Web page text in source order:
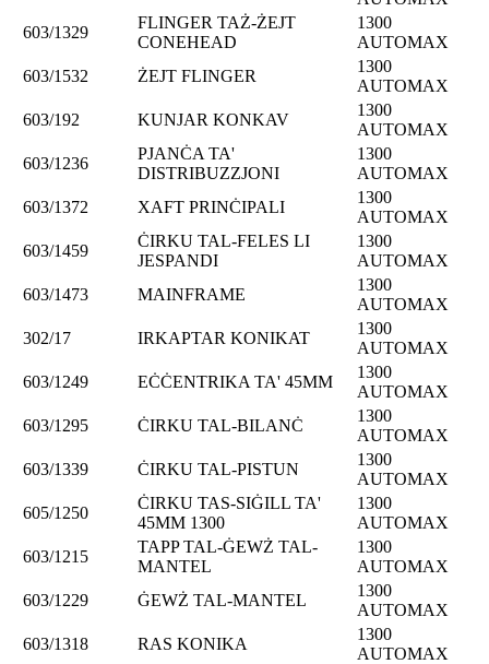
603/1329
FLINGER TAŻ-ŻEJT
CONEHEAD
1300
AUTOMAX
603/1532
ŻEJT FLINGER
1300
AUTOMAX
603/192
KUNJAR KONKAV
1300
AUTOMAX
603/1236
PJANĊA TA'
DISTRIBUZZJONI
1300
AUTOMAX
603/1372
XAFT PRINĊIPALI
1300
AUTOMAX
603/1459
ĊIRKU TAL-FELES LI
JESPANDI
1300
AUTOMAX
603/1473
MAINFRAME
1300
AUTOMAX
302/17
IRKAPTAR KONIKAT
1300
AUTOMAX
603/1249
EĊĊENTRIKA TA' 45MM
1300
AUTOMAX
603/1295
ĊIRKU TAL-BILANĊ
1300
AUTOMAX
603/1339
ĊIRKU TAL-PISTUN
1300
AUTOMAX
605/1250
ĊIRKU TAS-SIĠILL TA'
45MM 1300
1300
AUTOMAX
603/1215
TAPP TAL-ĠEWŻ TAL-
MANTEL
1300
AUTOMAX
603/1229
ĠEWŻ TAL-MANTEL
1300
AUTOMAX
603/1318
RAS KONIKA
1300
AUTOMAX